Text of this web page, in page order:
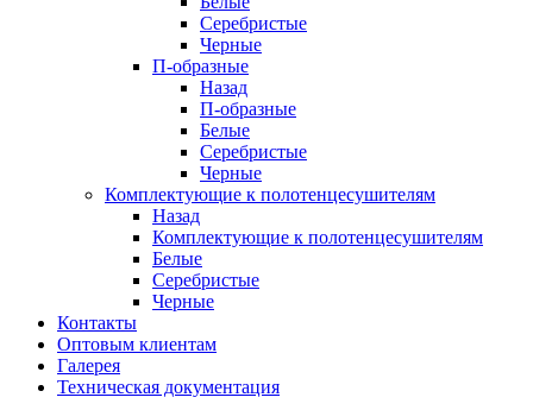
Серебристые
Черные
П-образные
Назад
П-образные
Белые
Серебристые
Черные
Комплектующие к полотенцесушителям
Назад
Комплектующие к полотенцесушителям
Белые
Серебристые
Черные
Контакты
Оптовым клиентам
Галерея
Техническая документация